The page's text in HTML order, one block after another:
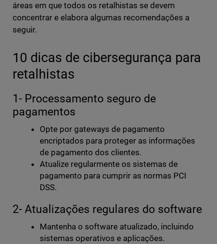
áreas em que todos os retalhistas se devem
concentrar e elabora algumas recomendações a
seguir.
10 dicas de cibersegurança para
retalhistas
1- Processamento seguro de
pagamentos
Opte por gateways de pagamento
encriptados para proteger as informações
de pagamento dos clientes.
Atualize regularmente os sistemas de
pagamento para cumprir as normas PCI
DSS.
2- Atualizações regulares do software
Mantenha o software atualizado, incluindo
sistemas operativos e aplicações.